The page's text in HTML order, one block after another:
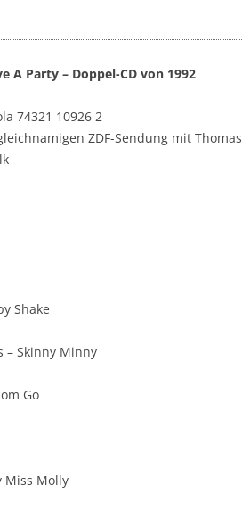
A Party – Doppel-CD von 1992
74321 10926 2
ZDF-Sendung mit Thomas
Shake
– Skinny Minny
Go
Miss Molly